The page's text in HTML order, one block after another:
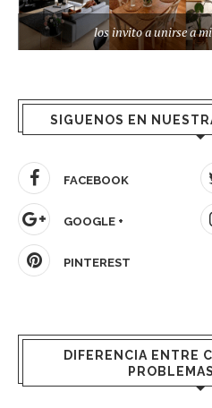
los invito a unirse a
SIGUENOS EN
FACEBOOK
GOOGLE +
PINTEREST
DIFERENCIA ENTRE